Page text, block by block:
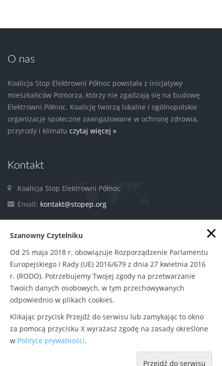
O nas
Koalicja Stop Elektrowni Północ powstała z inicjatywy
mieszkańców Pomorza, którzy nie zgadzają się na budowę
Elektrowni Północ. Koalicję tworzą lokalne i ogólnopolskie
organizacje społeczne zaangażowane w ochronę zdrowia,
przyrody i klimatu czytaj więcej »
Kontakt
Koalicja Stop Elektrowni Północ
Email: kontakt@stopep.org
Facebook
Polityka prywatności|Zasady udostępniania© Copyright
2015 Stowarzyszenie Pracownia na rzecz Wszystkich Istot
×
Szanowny Czytelniku
Od 25 maja 2018 r. obowiązuje Rozporządzenie Parlamentu
Europejskiego i Rady (UE) 2016/679 z dnia 27 kwietnia 2016
r. (RODO). Potrzebujemy Twojej zgody na przetwarzanie
Twoich danych osobowych, w tym przechowywanych
odpowiednio w plikach cookies.
Klikając przycisk Przejdź do serwisu lub zamykając to okno
za pomocą przycisku X wyrażasz zgodę na zasady określone
w Polityce prywatności.
Przejdź do serwisu